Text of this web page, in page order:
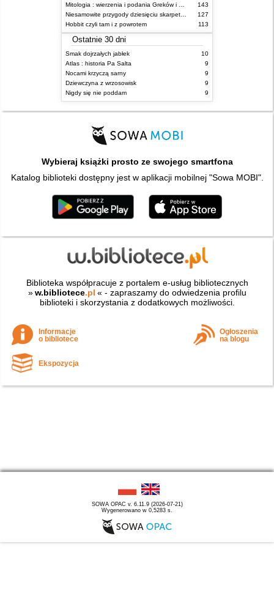
143
127
Hobbit czyli tam i z powrotem
113
Ostatnie 30 dni
Smak dojrzałych jabłek
10
Atlas : historia Pa Salta
9
Nocami krzyczą sarny
9
Dziewczyna z wrzosowisk
9
Nigdy się nie poddam
9
Wybieraj książki prosto ze swojego smartfona
Katalog biblioteki dostępny jest w aplikacji mobilnej "Sowa MOBI".
Biblioteka współpracuje z portalem e-usług bibliotecznych
» w.bibliotece.pl « - zapraszamy do odwiedzenia profilu
biblioteki i skorzystania z dodatkowych możliwości.
Informacje
o bibliotece
Ogłoszenia
na blogu
Ekspozycja
SOWA OPAC v. 6.11.9 (2026-07-21)
Wygenerowano w 0,5283 s.